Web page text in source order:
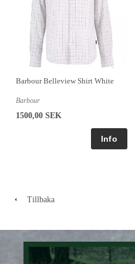
Barbour Belleview Shirt White
Barbour
1500,00 SEK
Tillbaka